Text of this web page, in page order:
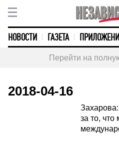
НОВОСТИ ГАЗЕТА
Перейти на
2018-04-16
за то, что